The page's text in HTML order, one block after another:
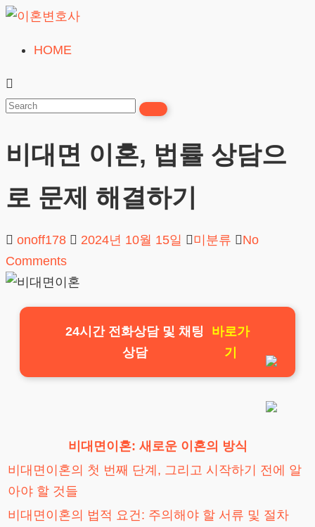
Skip
content
혼
변
사
HOME
비대면 이혼, 법률 상담으
로 문제 해결하기
onoff178 2024년 10월 15일 미분류
No
Comments
24시간 전화상담 및 채팅
상담
바로가
기
비대면이혼: 새로운 이혼의 방식
비대면이혼의 첫 번째 단계, 그리고 시작하기 전에 알
아야 할 것들
비대면이혼의 법적 요건: 주의해야 할 서류 및 절차